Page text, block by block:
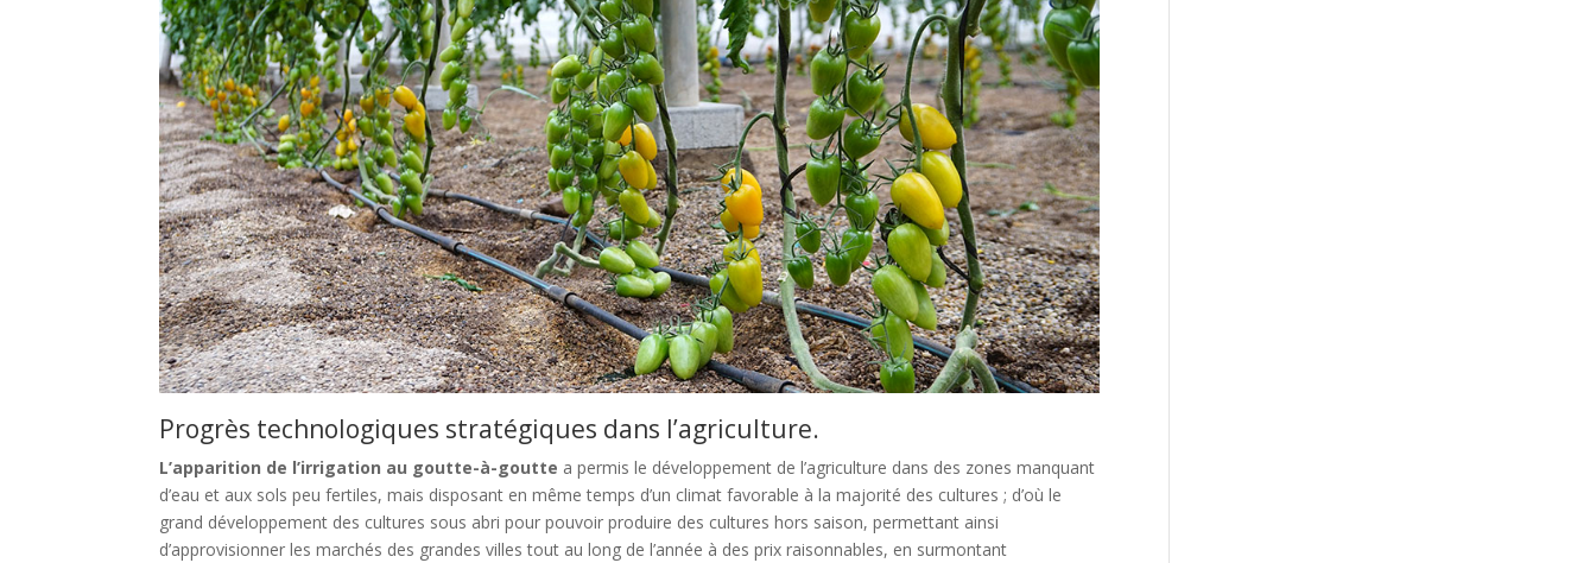
Progrès technologiques stratégiques dans l’agriculture.
L’apparition de l’irrigation au goutte-à-goutte a permis le développement de l’agriculture dans des zones manquant
d’eau et aux sols peu fertiles, mais disposant en même temps d’un climat favorable à la majorité des cultures ; d’où le
grand développement des cultures sous abri pour pouvoir produire des cultures hors saison, permettant ainsi
d’approvisionner les marchés des grandes villes tout au long de l’année à des prix raisonnables, en surmontant